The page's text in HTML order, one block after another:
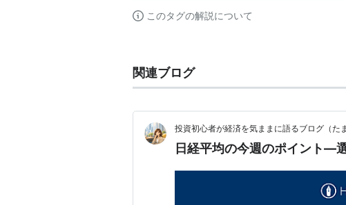
このタグの解説について
関連ブログ
投資初心者が経済を気ままに語るブログ（た
日経平均の今週のポイント―